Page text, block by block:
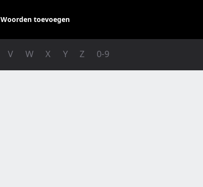
Woorden toevoegen
V W X Y Z 0-9